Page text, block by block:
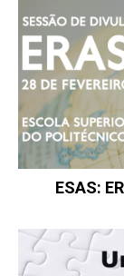
ESAS: